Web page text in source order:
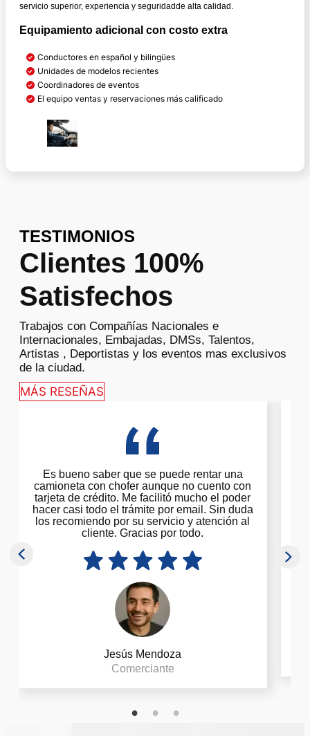
servicio superior, experiencia y seguridadde alta calidad.
Equipamiento adicional con costo extra
Conductores en español y bilingües
Unidades de modelos recientes
Coordinadores de eventos
El equipo ventas y reservaciones más calificado
TESTIMONIOS
Clientes 100%
Satisfechos
Trabajos con Compañías Nacionales e
Internacionales, Embajadas, DMSs, Talentos,
Artistas , Deportistas y los eventos mas exclusivos
de la ciudad.
MÁS RESEÑAS
Es bueno saber que se puede rentar una
camioneta con chofer aunque no cuento con
tarjeta de crédito. Me facilitó mucho el poder
hacer casi todo el trámite por email. Sin duda
los recomiendo por su servicio y atención al
cliente. Gracias por todo.
Jesús Mendoza
Comerciante